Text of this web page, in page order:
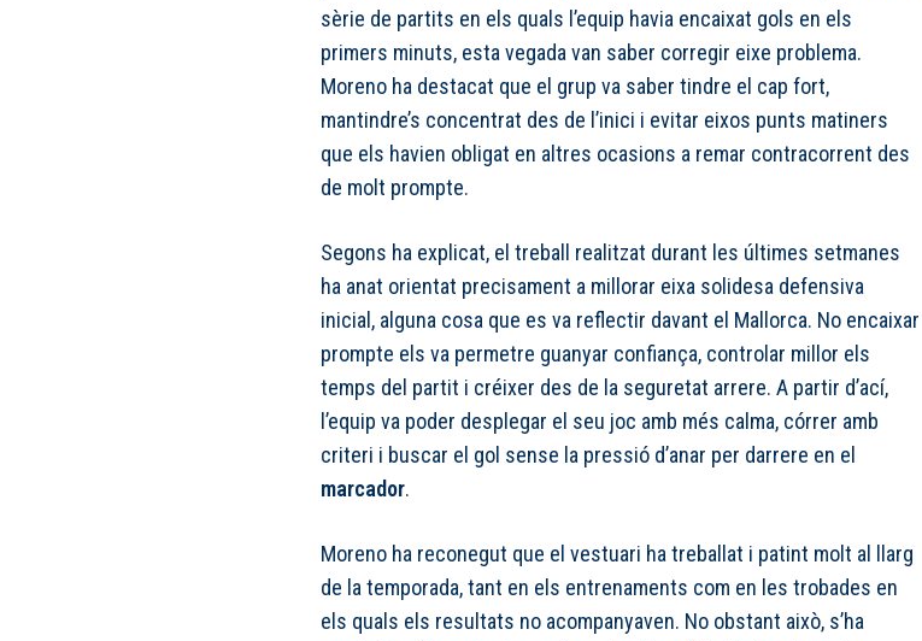
sèrie de partits en els quals l’equip havia encaixat gols en els
primers minuts, esta vegada van saber corregir eixe problema.
Moreno ha destacat que el grup va saber tindre el cap fort,
mantindre’s concentrat des de l’inici i evitar eixos punts matiners
que els havien obligat en altres ocasions a remar contracorrent des
de molt prompte.
Segons ha explicat, el treball realitzat durant les últimes setmanes
ha anat orientat precisament a millorar eixa solidesa defensiva
inicial, alguna cosa que es va reflectir davant el Mallorca. No encaixar
prompte els va permetre guanyar confiança, controlar millor els
temps del partit i créixer des de la seguretat arrere. A partir d’ací,
l’equip va poder desplegar el seu joc amb més calma, córrer amb
criteri i buscar el gol sense la pressió d’anar per darrere en el
marcador.
Moreno ha reconegut que el vestuari ha treballat i patint molt al llarg
de la temporada, tant en els entrenaments com en les trobades en
els quals els resultats no acompanyaven. No obstant això, s’ha